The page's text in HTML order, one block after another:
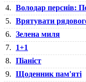
4. Володар перснів:
5. Врятувати
6. Зелена миля
7.
1+1
8. Піаніст
9. Щоденник пам'яті